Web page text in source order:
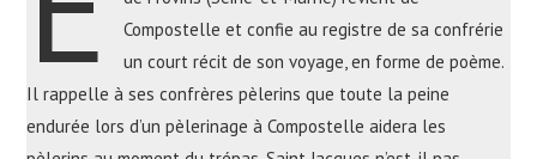
Compostelle et confie au registre de sa confrérie
un court récit de son voyage, en forme de poème.
Il rappelle à ses confrères pèlerins que toute la peine
endurée lors d’un pèlerinage à Compostelle aidera les